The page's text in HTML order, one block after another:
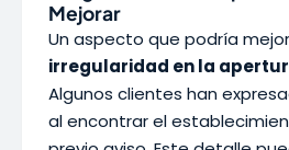
Mejorar
Un aspecto que podría
irregularidad en la
Algunos clientes han
al encontrar el